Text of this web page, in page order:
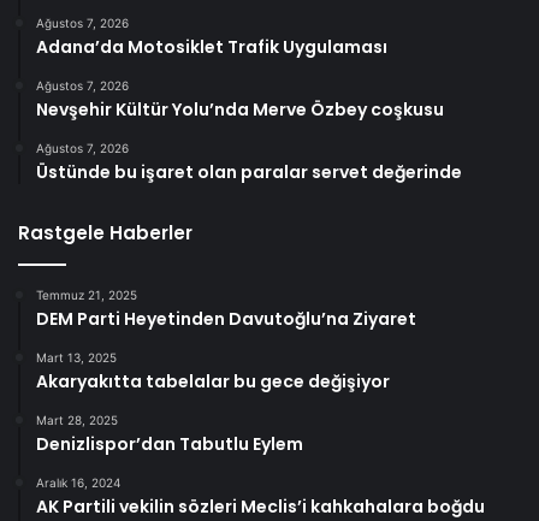
Ağustos 7, 2026
Adana’da Motosiklet Trafik Uygulaması
Ağustos 7, 2026
Nevşehir Kültür Yolu’nda Merve Özbey coşkusu
Ağustos 7, 2026
Üstünde bu işaret olan paralar servet değerinde
Rastgele Haberler
Temmuz 21, 2025
DEM Parti Heyetinden Davutoğlu’na Ziyaret
Mart 13, 2025
Akaryakıtta tabelalar bu gece değişiyor
Mart 28, 2025
Denizlispor’dan Tabutlu Eylem
Aralık 16, 2024
AK Partili vekilin sözleri Meclis’i kahkahalara boğdu